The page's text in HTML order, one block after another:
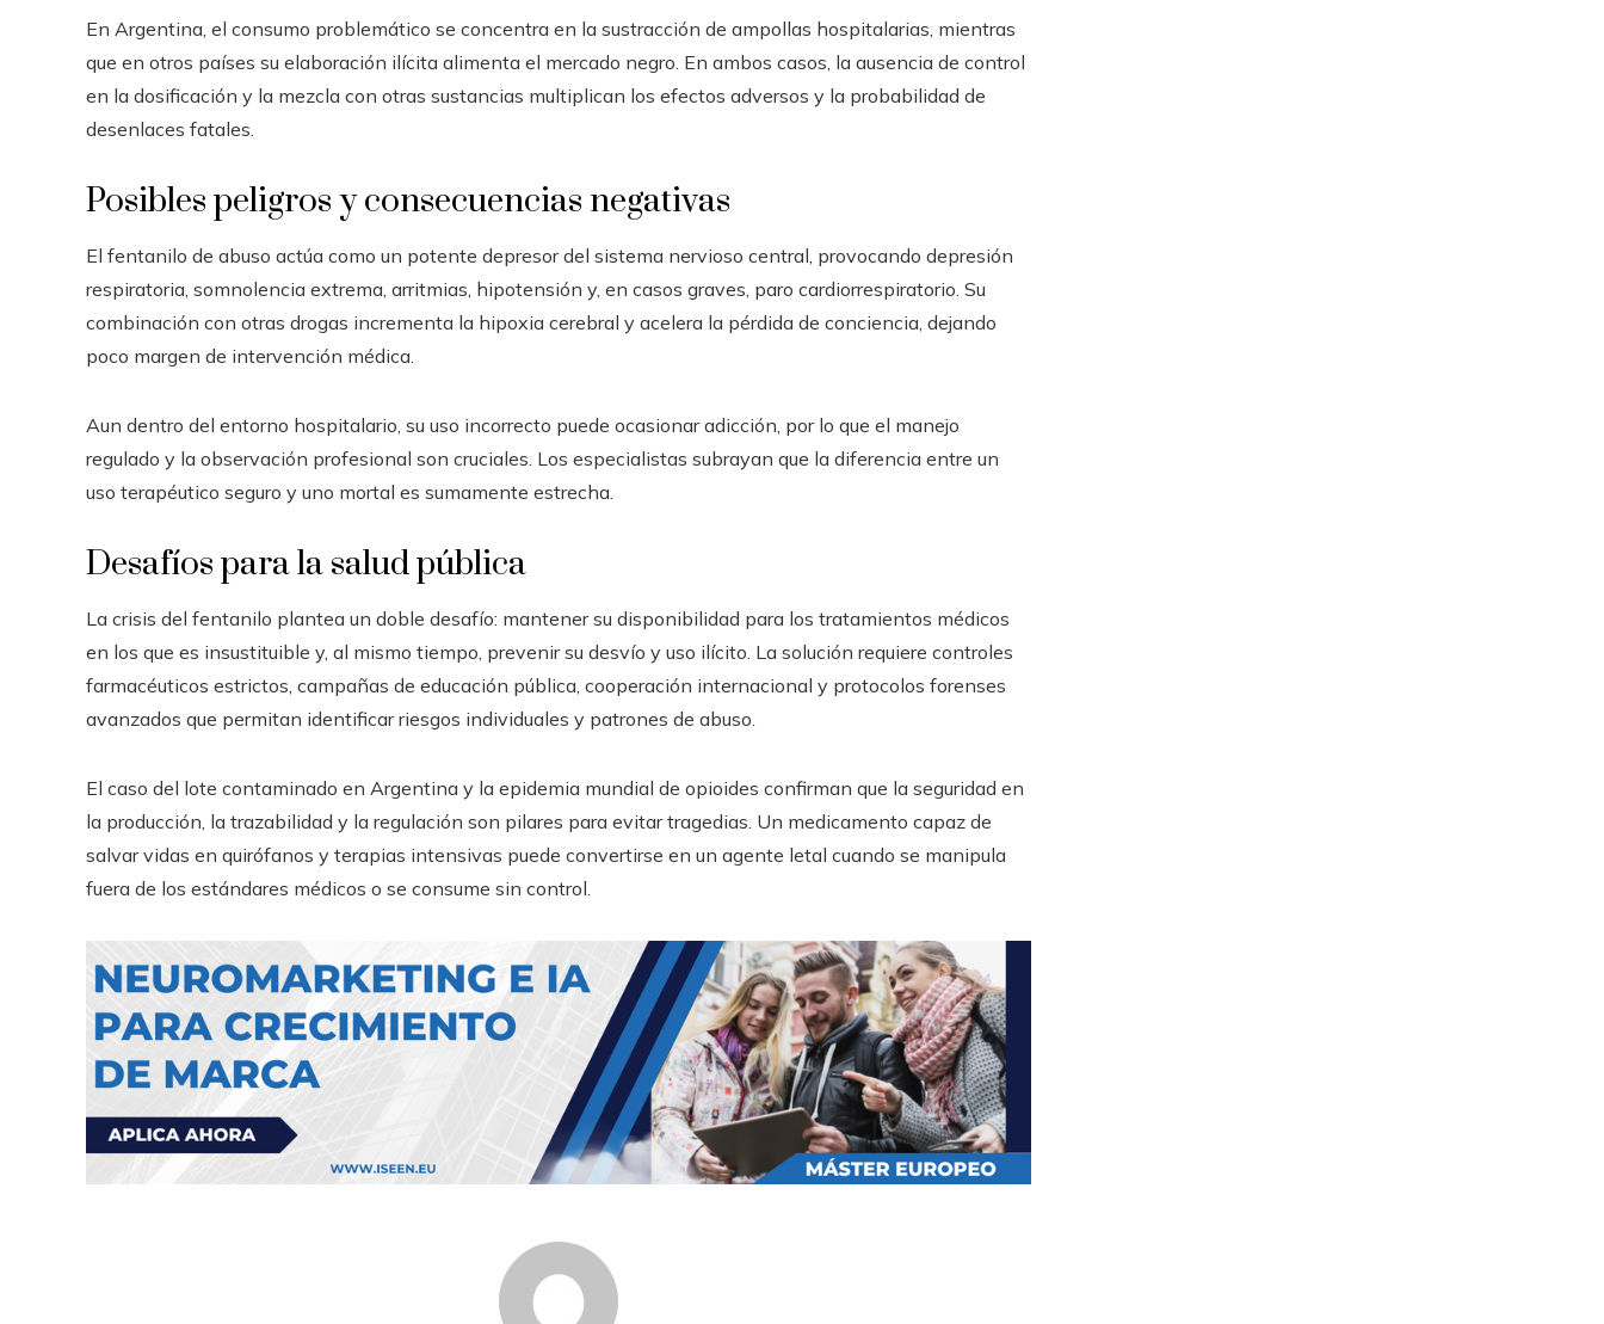
En Argentina, el consumo problemático se concentra en la sustracción de ampollas hospitalarias, mientras
que en otros países su elaboración ilícita alimenta el mercado negro. En ambos casos, la ausencia de control
en la dosificación y la mezcla con otras sustancias multiplican los efectos adversos y la probabilidad de
desenlaces fatales.
Posibles peligros y consecuencias negativas
El fentanilo de abuso actúa como un potente depresor del sistema nervioso central, provocando depresión
respiratoria, somnolencia extrema, arritmias, hipotensión y, en casos graves, paro cardiorrespiratorio. Su
combinación con otras drogas incrementa la hipoxia cerebral y acelera la pérdida de conciencia, dejando
poco margen de intervención médica.
Aun dentro del entorno hospitalario, su uso incorrecto puede ocasionar adicción, por lo que el manejo
regulado y la observación profesional son cruciales. Los especialistas subrayan que la diferencia entre un
uso terapéutico seguro y uno mortal es sumamente estrecha.
Desafíos para la salud pública
La crisis del fentanilo plantea un doble desafío: mantener su disponibilidad para los tratamientos médicos
en los que es insustituible y, al mismo tiempo, prevenir su desvío y uso ilícito. La solución requiere controles
farmacéuticos estrictos, campañas de educación pública, cooperación internacional y protocolos forenses
avanzados que permitan identificar riesgos individuales y patrones de abuso.
El caso del lote contaminado en Argentina y la epidemia mundial de opioides confirman que la seguridad en
la producción, la trazabilidad y la regulación son pilares para evitar tragedias. Un medicamento capaz de
salvar vidas en quirófanos y terapias intensivas puede convertirse en un agente letal cuando se manipula
fuera de los estándares médicos o se consume sin control.